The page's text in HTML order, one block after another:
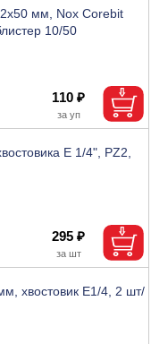
мм, Nox Corebit
10/50
110 ₽
Е 1/4", PZ2,
295 ₽
хвостовик Е1/4, 2 шт/